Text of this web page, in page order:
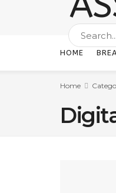
HOME
Home